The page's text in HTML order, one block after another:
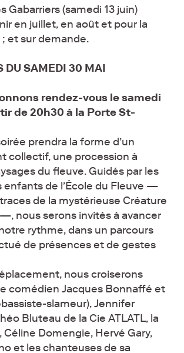
Gabarriers (samedi 13 juin)
en juillet, en août et pour la
et sur demande.
DU SAMEDI 30 MAI
rendez-vous le samedi
de 20h30 à la Porte St-
prendra la forme d’un
collectif, une procession à
du fleuve. Guidés par les
enfants de l’École du Fleuve —
de la mystérieuse Créature
nous serons invités à avancer
rythme, dans un parcours
de présences et de gestes
nous croiserons
comédien Jacques Bonnaffé et
slameur), Jennifer
Bluteau de la Cie ATLATL, la
Céline Domengie, Hervé Gary,
et les chanteuses de sa